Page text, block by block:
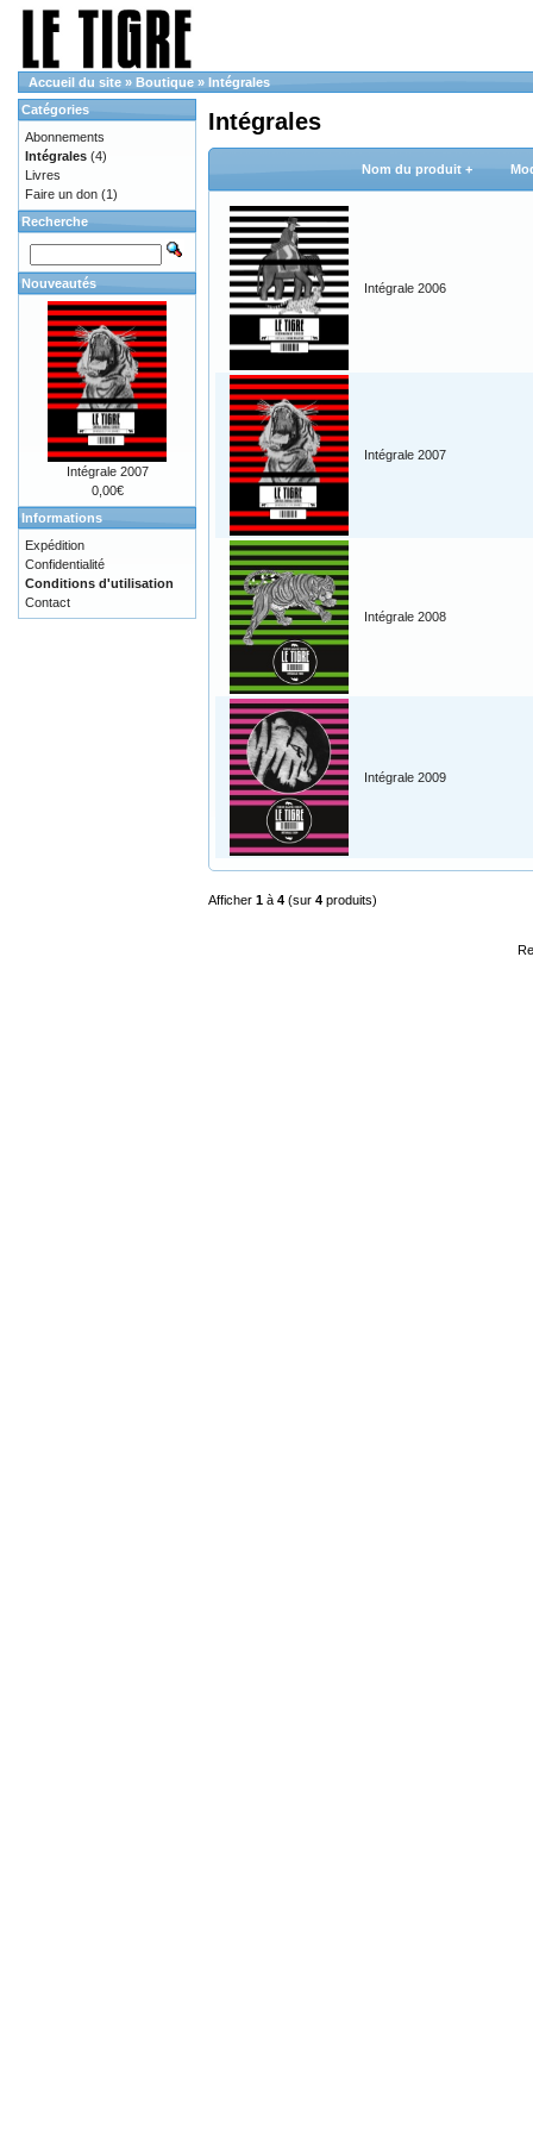
Accueil du site » Boutique » Intégrales
Intégrales
Nom du produit +
Intégrale 2006
Intégrale 2007
Intégrale 2008
Intégrale 2009
Afficher 1 à 4 (sur 4 produits)
Catégories
Abonnements
Intégrales (4)
Livres
Faire un don (1)
Recherche
Nouveautés
Intégrale 2007
0,00€
Informations
Expédition
Confidentialité
Conditions d'utilisation
Contact